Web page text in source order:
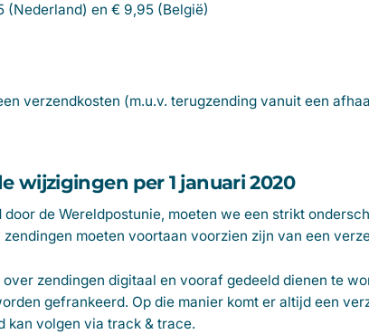
(Nederland) en € 9,95 (België)
verzendkosten (m.u.v. terugzending vanuit een
wijzigingen per 1 januari 2020
de Wereldpostunie, moeten we een strikt
moeten voortaan voorzien zijn van een
zendingen digitaal en vooraf gedeeld dienen te
gefrankeerd. Op die manier komt er altijd een
kan volgen via track & trace.